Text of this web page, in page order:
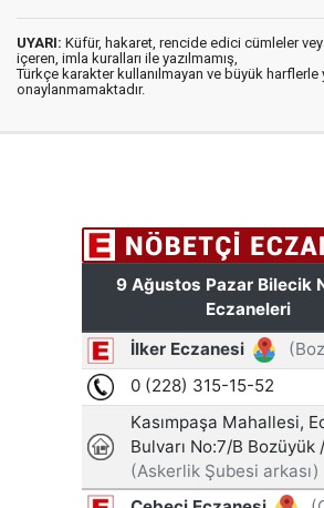
UYARI: Küfür, hakaret, rencide edici cümleler
içeren, imla kuralları ile yazılmamış,
Türkçe karakter kullanılmayan ve büyük harflerle
onaylanmamaktadır.